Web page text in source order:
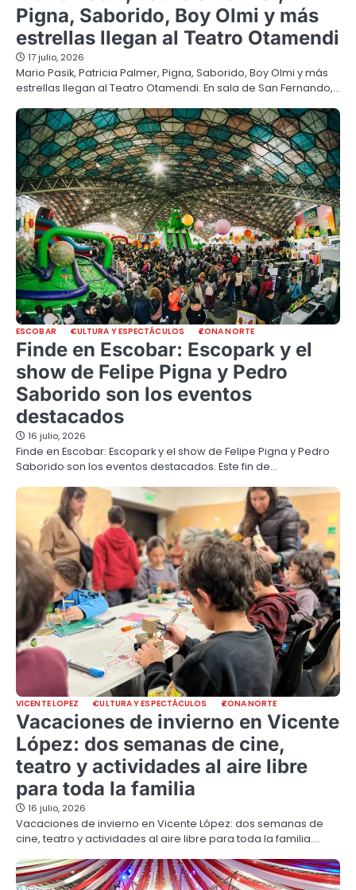
Pigna, Saborido, Boy Olmi y más
estrellas llegan al Teatro Otamendi
17 julio, 2026
Mario Pasik, Patricia Palmer, Pigna, Saborido, Boy Olmi y más
estrellas llegan al Teatro Otamendi. En sala de San Fernando,…
ESCOBAR CULTURA Y ESPECTÁCULOS ZONA NORTE
Finde en Escobar: Escopark y el
show de Felipe Pigna y Pedro
Saborido son los eventos
destacados
16 julio, 2026
Finde en Escobar: Escopark y el show de Felipe Pigna y Pedro
Saborido son los eventos destacados. Este fin de…
VICENTE LOPEZ CULTURA Y ESPECTÁCULOS ZONA NORTE
Vacaciones de invierno en Vicente
López: dos semanas de cine,
teatro y actividades al aire libre
para toda la familia
16 julio, 2026
Vacaciones de invierno en Vicente López: dos semanas de
cine, teatro y actividades al aire libre para toda la familia.…